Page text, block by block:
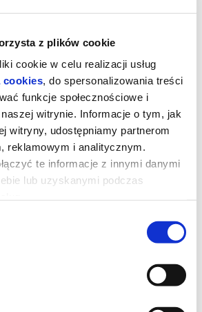
z plików cookie
cookie w celu realizacji usług
cookies, do spersonalizowania treści
funkcje społecznościowe i
witrynie. Informacje o tym, jak
witryny, udostępniamy partnerom
reklamowym i analitycznym.
te informacje z innymi danymi
lub uzyskanymi podczas
i Grogu_napisy
Mandalorianina Din Djarina (Pedro